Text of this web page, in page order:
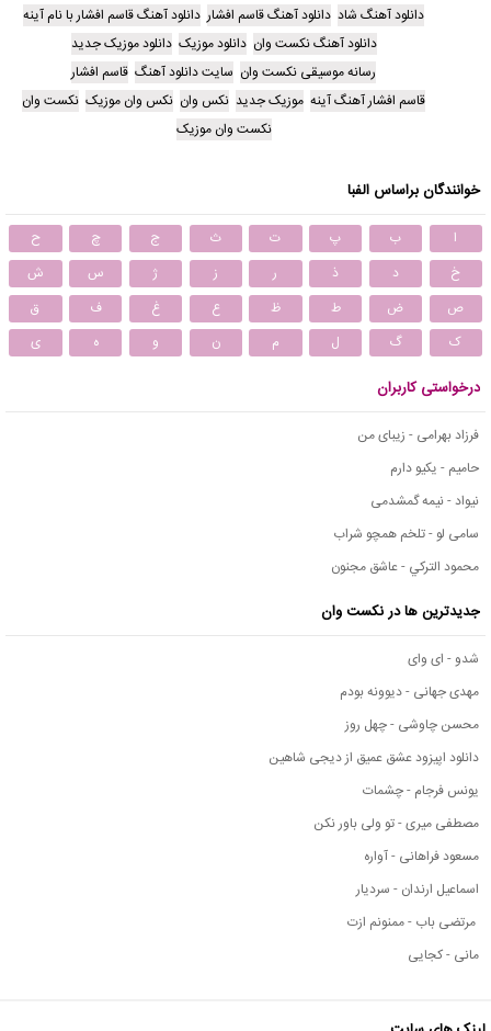
دانلود آهنگ شاد دانلود آهنگ قاسم افشار دانلود آهنگ قاسم افشار با نام آینه
دانلود آهنگ نکست وان دانلود موزیک دانلود موزیک جدید
رسانه موسیقی نکست وان سایت دانلود آهنگ قاسم افشار
قاسم افشار آهنگ آینه موزیک جدید نکس وان نکس وان موزیک نکست وان
نکست وان موزیک
خوانندگان براساس الفبا
ا ب پ ت ث ج چ
ح
خ
د ذ ر ز ژ س
ش
ص
ض ط ظ ع غ ف
ق
ک
گ ل م ن و ه ی
درخواستی کاربران
فرزاد بهرامی - زیبای من
حامیم - یکیو دارم
نیواد - نیمه گمشدمی
سامی لو - تلخم همچو شراب
محمود التركي - عاشق مجنون
جدیدترین ها در نکست وان
شدو - ای وای
مهدی جهانی - دیوونه بودم
محسن چاوشی - چهل روز
دانلود اپیزود عشق عمیق از دیجی شاهین
یونس فرجام - چشمات
مصطفی میری - تو ولی باور نکن
مسعود فراهانی - آواره
اسماعیل ارندان - سردیار
مرتضی باب - ممنونم ازت
مانی - کجایی